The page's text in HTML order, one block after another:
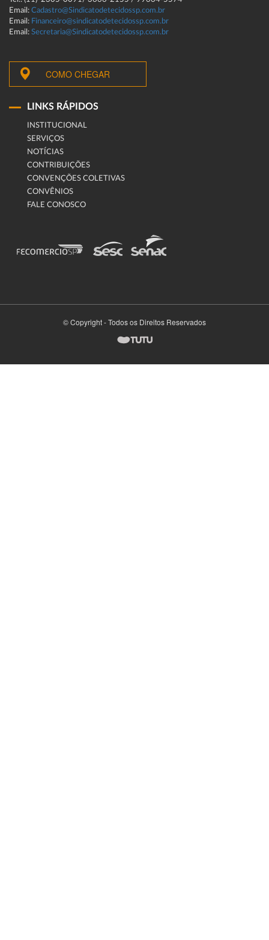
Email: Cadastro@Sindicatodetecidossp.com.br
Email: Financeiro@sindicatodetecidossp.com.br
Email: Secretaria@Sindicatodetecidossp.com.br
COMO CHEGAR
LINKS RÁPIDOS
INSTITUCIONAL
SERVIÇOS
NOTÍCIAS
CONTRIBUIÇÕES
CONVENÇÕES COLETIVAS
CONVÊNIOS
FALE CONOSCO
© Copyright - Todos os Direitos Reservados